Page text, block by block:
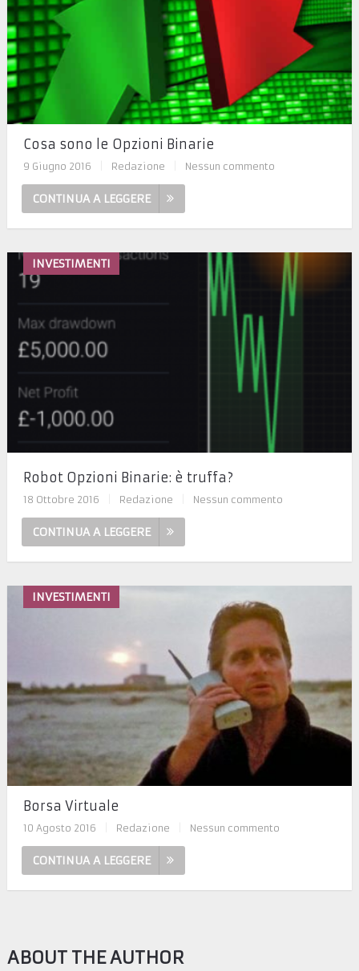
Cosa sono le Opzioni Binarie
9 Giugno 2016 Redazione Nessun commento
CONTINUA A LEGGERE
INVESTIMENTI
Robot Opzioni Binarie: è truffa?
18 Ottobre 2016 Redazione Nessun commento
CONTINUA A LEGGERE
INVESTIMENTI
Borsa Virtuale
10 Agosto 2016 Redazione Nessun commento
CONTINUA A LEGGERE
ABOUT THE AUTHOR